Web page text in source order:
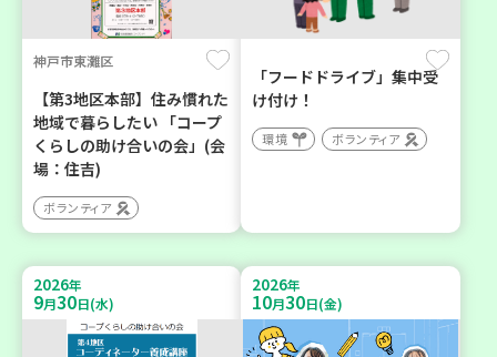
神戸市東灘区
【第3地区本部】住み慣れた
地域で暮らしたい 「コープ
くらしの助け合いの会」(会
場：住吉)
ボランティア
「フードドライブ」集中受
け付け！
環境 ボランティア
2026年
9月30日(水)
2026年
10月30日(金)